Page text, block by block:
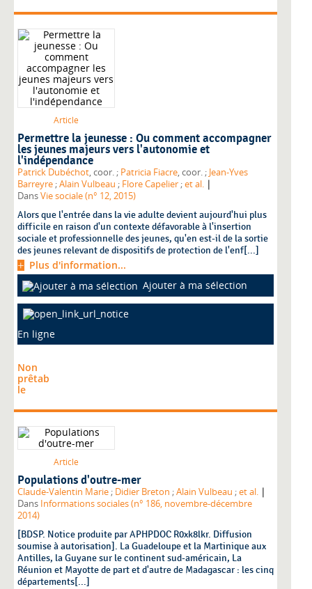
Article
Permettre la jeunesse : Ou comment accompagner
les jeunes majeurs vers l'autonomie et
l'indépendance
Patrick Dubéchot , coor. ; Patricia Fiacre , coor. ;Jean-Yves
Barreyre;Alain Vulbeau ; Flore Capelier;et al. |
DansVie sociale (n° 12, 2015)
Alors que l'entrée dans la vie adulte devient aujourd'hui plus
difficile en raison d'un contexte défavorable à l'insertion
sociale et professionnelle des jeunes, qu'en est-il de la sortie
des jeunes relevant de dispositifs de protection de l'enf[...]
Plus d'information...
Ajouter à ma sélection
En ligne
Non
prêtab
le
Article
Populations d'outre-mer
Claude-Valentin Marie ; Didier Breton ;Alain Vulbeau ;et al. |
Dans Informations sociales (n° 186, novembre-décembre
2014)
[BDSP. Notice produite par APHPDOC R0xk8lkr. Diffusion
soumise à autorisation]. La Guadeloupe et la Martinique aux
Antilles, la Guyane sur le continent sud-américain, La
Réunion et Mayotte de part et d'autre de Madagascar : les cinq
départements[...]